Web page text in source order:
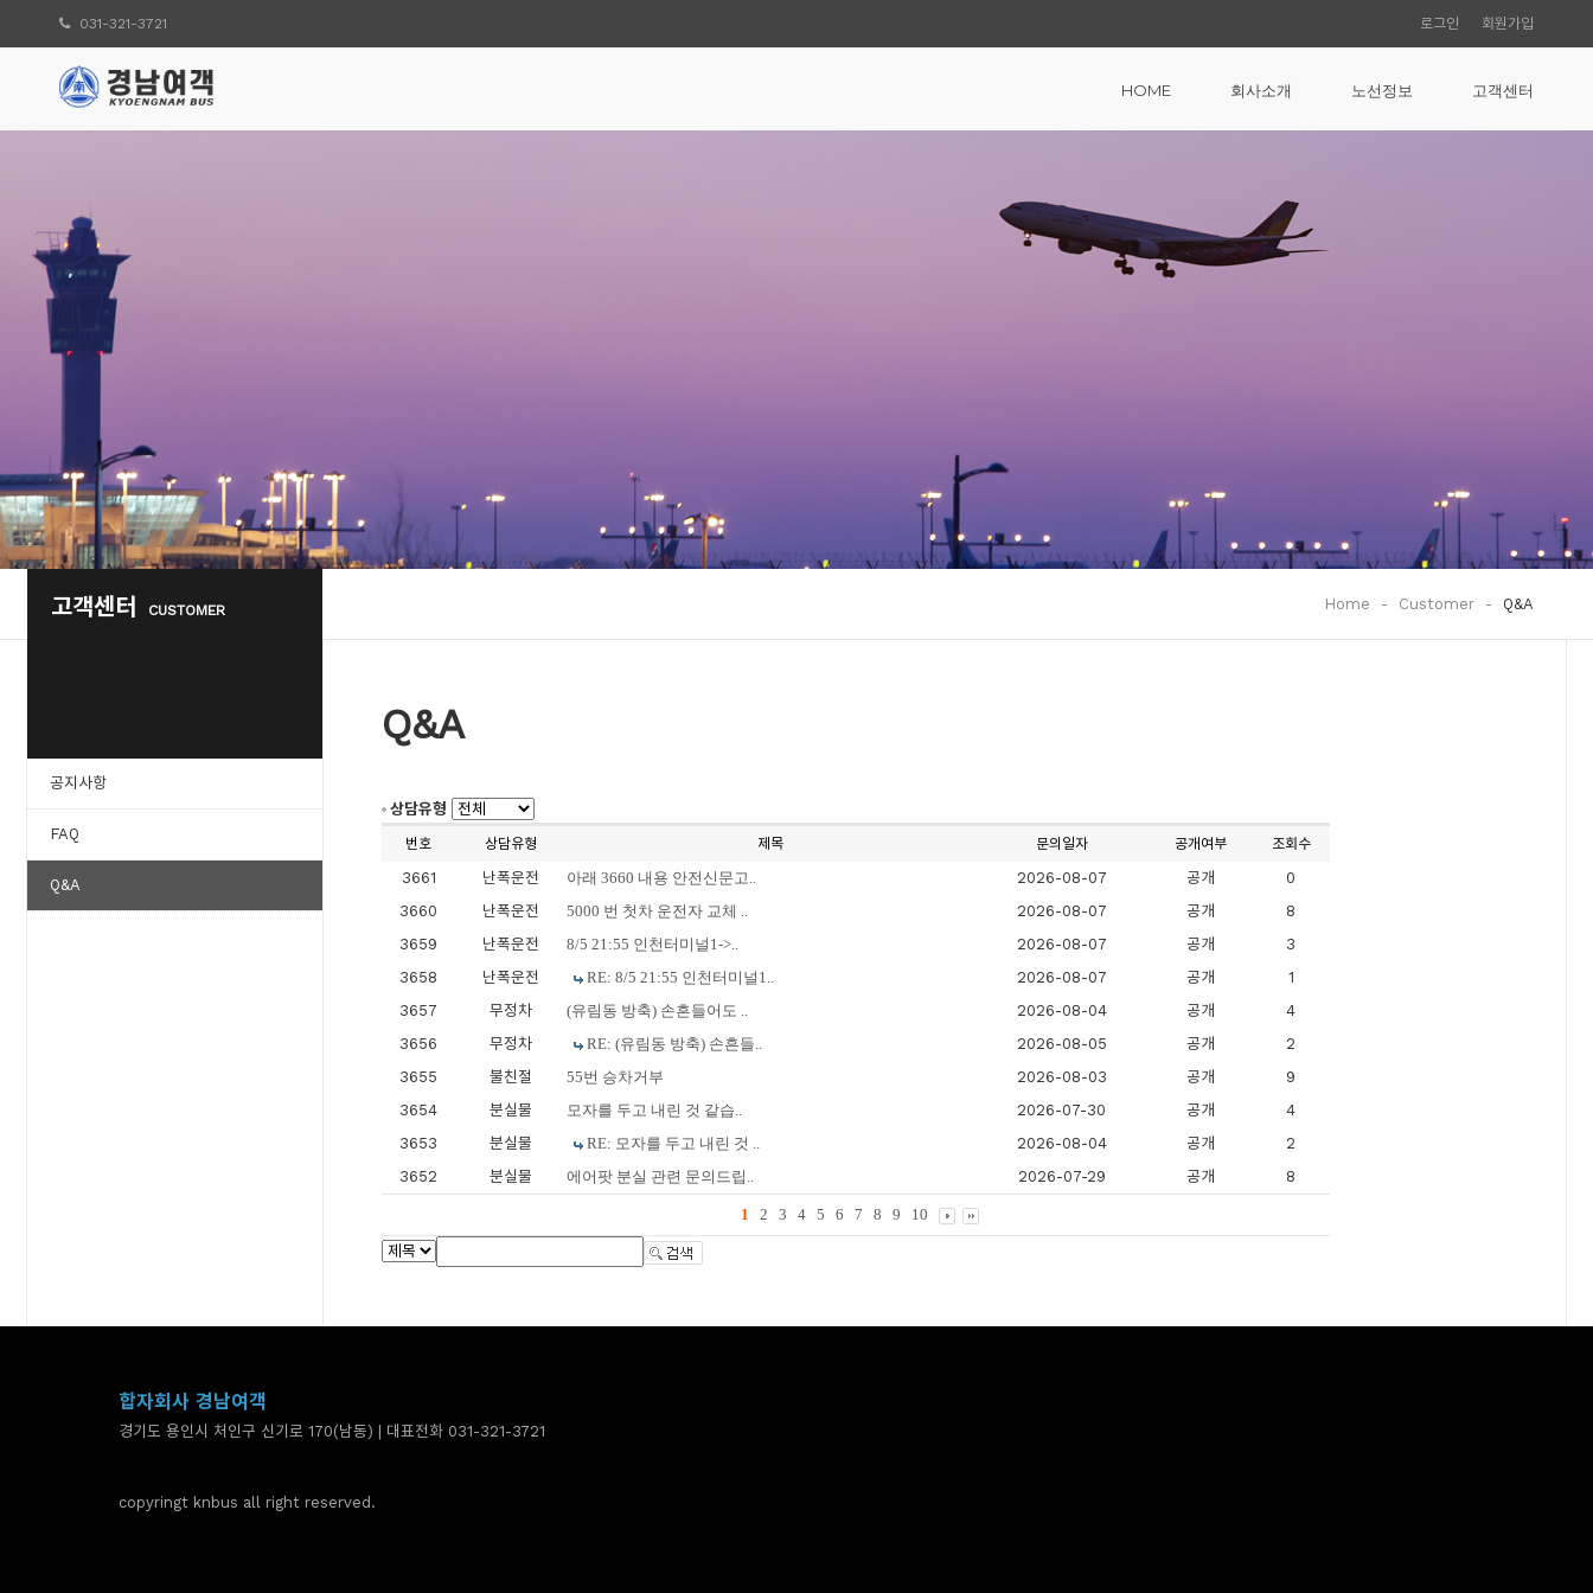
031-321-3721 로그인 회원가입
HOME 회사소개 노선정보 고객센터
Home - Customer - Q&A
고객센터 CUSTOMER
공지사항
FAQ
Q&A
Q&A
상담유형
번호 상담유형 제목 문의일자 공개여부 조회수
3661 난폭운전 아래 3660 내용 안전신문고.. 2026-08-07 공개
0
3660
난폭운전 5000 번 첫차 운전자 교체 .. 2026-08-07 공개
8
3659
난폭운전 8/5 21:55 인천터미널1->.. 2026-08-07 공개
3
3658
난폭운전 RE: 8/5 21:55 인천터미널1.. 2026-08-07 공개
1
3657
무정차 (유림동 방축) 손흔들어도 .. 2026-08-04 공개
4
3656
무정차 RE: (유림동 방축) 손흔들.. 2026-08-05 공개
2
3655
불친절 55번 승차거부 2026-08-03 공개
9
3654
분실물 모자를 두고 내린 것 같습.. 2026-07-30 공개
4
3653
분실물 RE: 모자를 두고 내린 것 .. 2026-08-04 공개
2
3652
분실물 에어팟 분실 관련 문의드립.. 2026-07-29 공개 8
1 2 3 4 5 6 7 8 9 10
합자회사 경남여객
경기도 용인시 처인구 신기로 170(남동) | 대표전화 031-321-3721
copyringt knbus all right reserved.